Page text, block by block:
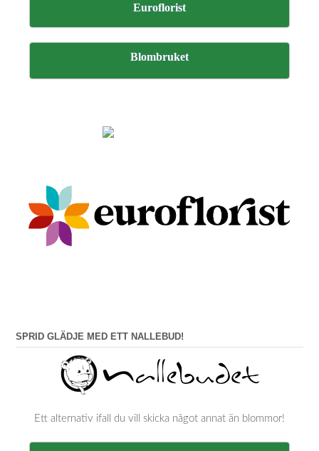
Euroflorist
Blombruket
SPRID GLÄDJE MED ETT NALLEBUD!
Ett alternativ ifall du vill skicka något annat än blommor!